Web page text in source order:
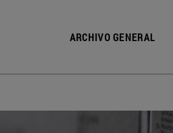
ARCHIVO GENERAL